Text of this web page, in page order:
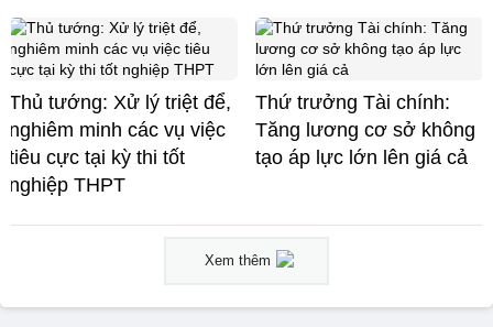
Thủ tướng: Xử lý triệt để,
nghiêm minh các vụ việc
tiêu cực tại kỳ thi tốt
nghiệp THPT
Thứ trưởng Tài chính:
Tăng lương cơ sở không
tạo áp lực lớn lên giá cả
Xem thêm